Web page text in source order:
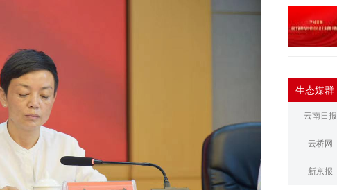
生态媒群
云南日报
云桥网
新京报